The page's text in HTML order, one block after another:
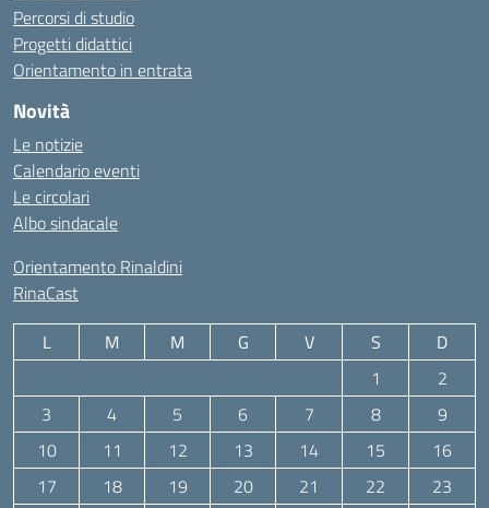
Percorsi di studio
Progetti didattici
Orientamento in entrata
Novità
Le notizie
Calendario eventi
Le circolari
Albo sindacale
Orientamento Rinaldini
RinaCast
L M M G V S
D
1
2
3
4 5 6 7 8
9
10
11 12 13 14 15
16
17
18 19 20 21 22
23